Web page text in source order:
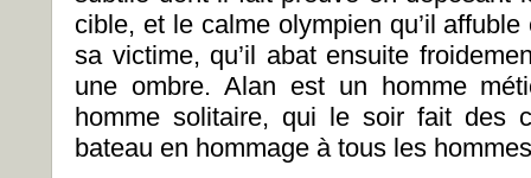
cible, et le calme olympien qu’il
sa victime, qu’il abat ensuite
une ombre. Alan est un homme
homme solitaire, qui le soir fait des
bateau en hommage à tous les